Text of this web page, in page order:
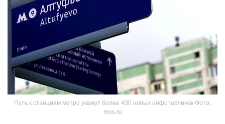
Путь к станциям метро укажут более 430 новых инфотабличек Фото:
mos.ru